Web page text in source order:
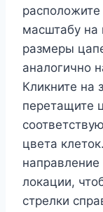
масштабу на
размеры
аналогично
Кликните на
перетащите
цвета
направление
локации,
стрелки